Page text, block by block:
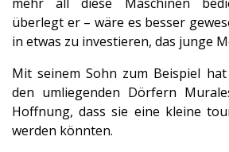
überlegt er – wäre es besser
in etwas zu investieren, das junge
Mit seinem Sohn zum Beispiel
den umliegenden Dörfern
Hoffnung, dass sie eine kleine
werden könnten.